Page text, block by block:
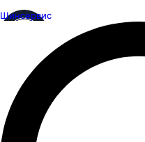
Шинсервис